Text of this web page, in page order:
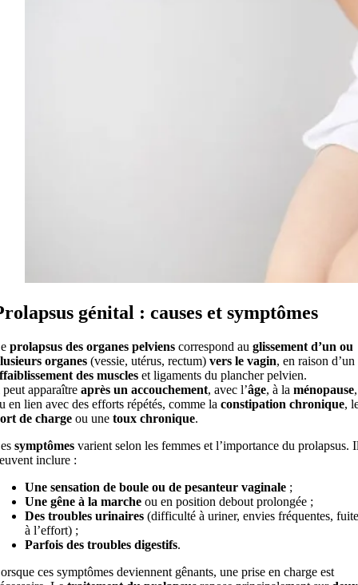
génital : causes et symptômes
prolapsus des organes pelvienscorrespond au glissement d’un ou
organes(vessie, utérus, rectum) vers le vagin, en raison d’un
des muscleset ligaments du plancher pelvien.
apparaître après un accouchement, avec l’âge, à la ménopause,
en lien avec des efforts répétés, comme la constipation chronique,
de chargeou une toux chronique.
symptômesvarient selon les femmes et l’importance du prolapsus.
inclure :
Une sensation de boule ou de pesanteur vaginale;
Une gêne à la marcheou en position debout prolongée ;
Des troubles urinaires(difficulté à uriner, envies fréquentes,
à l’effort) ;
Parfois des troubles digestifs.
ces symptômes deviennent gênants, une prise en charge est